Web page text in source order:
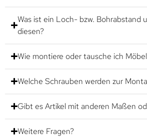
Was ist ein Loch- bzw. Bohrabstand
diesen?
Wie montiere oder tausche ich
Welche Schrauben werden zur
Gibt es Artikel mit anderen Maßen
Weitere Fragen?